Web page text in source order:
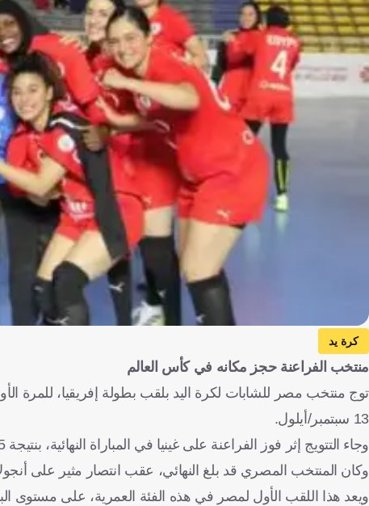
كرة يد
منتخب الفراعنة حجز مكانه في كأس العالم
13 سبتمبر/أيلول.
وجاء التتويج إثر فوز الفراعنة على غينيا في المباراة النهائية، بنتيجة 25-22، اليوم السبت.
وكان المنتخب المصري قد بلغ النهائي، عقب انتصار مثير على أنجولا
ويعد هذا اللقب الأول لمصر في هذه الفئة العمرية، على مستوى